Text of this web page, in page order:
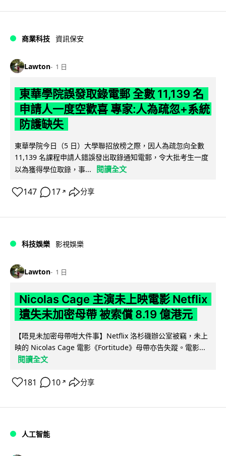
商業科技 資訊保安
Lawton 1 日
東華學院誤發取錄電郵 全數 11,139 名
申請人一度空歡喜 專家:人為疏忽+系統
防護缺失
東華學院今日（5 日）大學聯招放榜之際，因人為疏忽向全數
11,139 名課程申請人錯誤發出取錄通知電郵，令大批考生一度
以為獲得學位取錄，事...
閱讀全文
147 17 ↗ 分享
科技娛樂 影視娛樂
Lawton 1 日
Nicolas Cage 主演未上映電影 Netflix
遺失未加密母帶 被索償 8.19 億港元
【唔見未加密母帶咁大件事】Netflix 洛杉磯辦公室被竊，未上
映的 Nicolas Cage 電影《Fortitude》母帶亦告失蹤。電影...
閱讀全文
181 10 ↗ 分享
人工智能